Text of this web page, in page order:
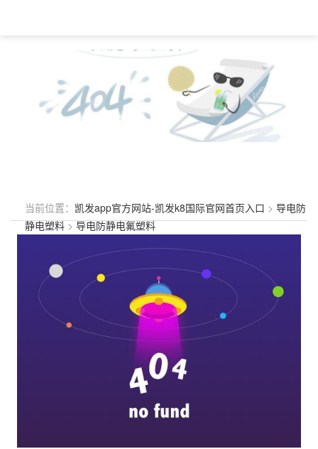
当前位置： 凯发app官方网站-凯发k8国际官网首页入口 > 导电防
静电塑料>导电防静电氟塑料